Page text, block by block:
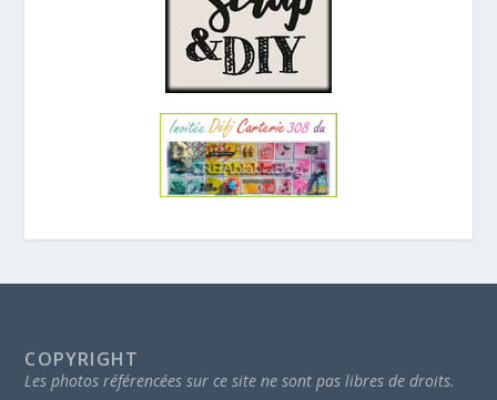
COPYRIGHT
Les photos référencées sur ce site ne sont pas libres de droits.